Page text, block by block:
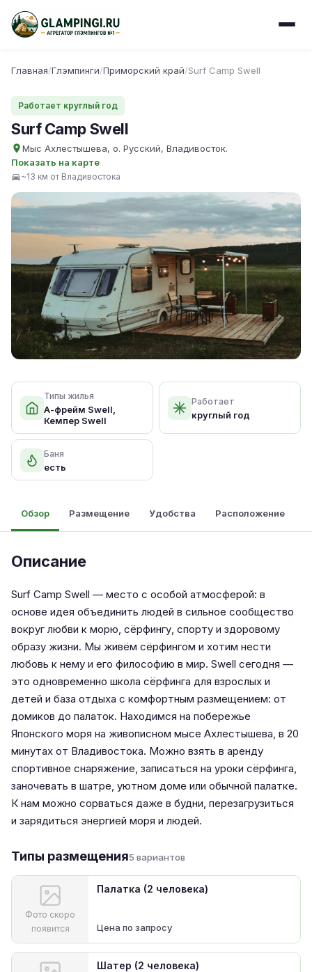
Главная/Глэмпинги/Приморский край/Surf Camp Swell
Работает круглый год
Surf Camp Swell
Мыс Ахлестышева, о. Русский, Владивосток.
Показать на карте
~13 км от Владивостока
Типы жилья
А-фрейм Swell,
Кемпер Swell
Работает
круглый год
Баня
есть
Обзор Размещение Удобства Расположение
Описание
Surf Camp Swell — место с особой атмосферой: в
основе идея объединить людей в сильное сообщество
вокруг любви к морю, сёрфингу, спорту и здоровому
образу жизни. Мы живём сёрфингом и хотим нести
любовь к нему и его философию в мир. Swell сегодня —
это одновременно школа сёрфинга для взрослых и
детей и база отдыха с комфортным размещением: от
домиков до палаток. Находимся на побережье
Японского моря на живописном мысе Ахлестышева, в 20
минутах от Владивостока. Можно взять в аренду
спортивное снаряжение, записаться на уроки сёрфинга,
заночевать в шатре, уютном доме или обычной палатке.
К нам можно сорваться даже в будни, перезагрузиться
и зарядиться энергией моря и людей.
Типы размещения5 вариантов
Фото скоро
появится
Палатка (2 человека)
Цена по запросу
Шатер (2 человека)